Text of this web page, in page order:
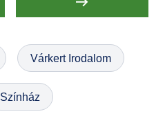
Várkert Irodalom
Színház